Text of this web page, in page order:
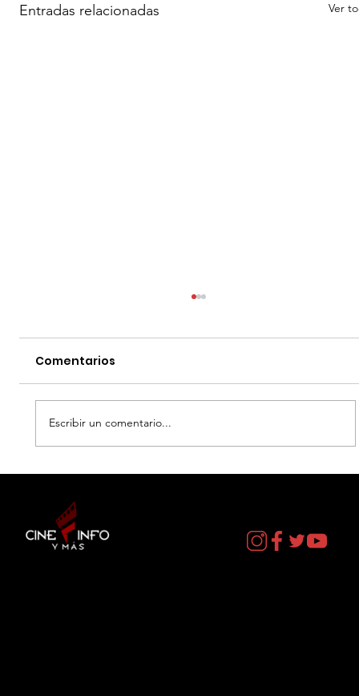
Entradas relacionadas Ver
CURIOSOS por LIZ GIL
Comentarios
Escribir un comentario...